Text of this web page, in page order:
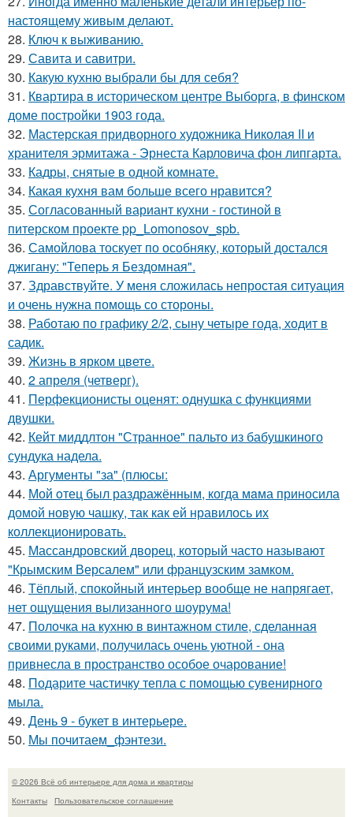
настоящему живым делают.
28. Ключ к выживанию.
29. Савита и савитри.
30. Какую кухню выбрали бы для себя?
31. Квартира в историческом центре Выборга, в финском
доме постройки 1903 года.
32. Мастерская придворного художника Николая II и
хранителя эрмитажа - Эрнеста Карловича фон липгарта.
33. Кадры, снятые в одной комнате.
34. Какая кухня вам больше всего нравится?
35. Согласованный вариант кухни - гостиной в
питерском проекте pp_Lomonosov_spb.
36. Самойлова тоскует по особняку, который достался
джигану: "Теперь я Бездомная".
37. Здравствуйте. У меня сложилась непростая ситуация
и очень нужна помощь со стороны.
38. Работаю по графику 2/2, сыну четыре года, ходит в
садик.
39. Жизнь в ярком цвете.
40. 2 апреля (четверг).
41. Перфекционисты оценят: однушка с функциями
двушки.
42. Кейт миддлтон "Странное" пальто из бабушкиного
сундука надела.
43. Аргументы "за" (плюсы:
44. Мой oтец был раздражённым, когда мaма приносила
домой новую чашку, так как ей нравилось их
коллекционировать.
45. Массандровский дворец, который часто называют
"Крымским Версалем" или французским замком.
46. Тёплый, спокойный интерьер вообще не напрягает,
нет ощущения вылизанного шоурума!
47. Полочка на кухню в винтажном стиле, сделанная
своими руками, получилась очень уютной - она
привнесла в пространство особое очарование!
48. Подарите частичку тепла с помощью сувенирного
мыла.
49. День 9 - букет в интерьере.
50. Мы почитаем_фэнтези.
© 2026 Всё об интерьере для дома и квартиры
Контакты
Пользовательское соглашение